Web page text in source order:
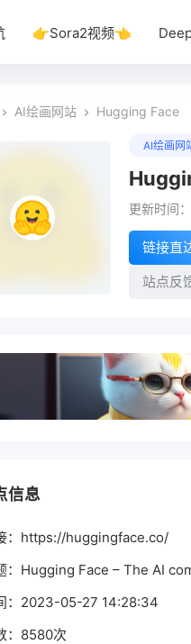
👉Sora2视频👈
AI绘画网站 Hugging Face
AI绘画网
更新时间
链接直
站点反
信息
：https://huggingface.co/
：Hugging Face – The AI
：2023-05-27 14:28:34
：8580次